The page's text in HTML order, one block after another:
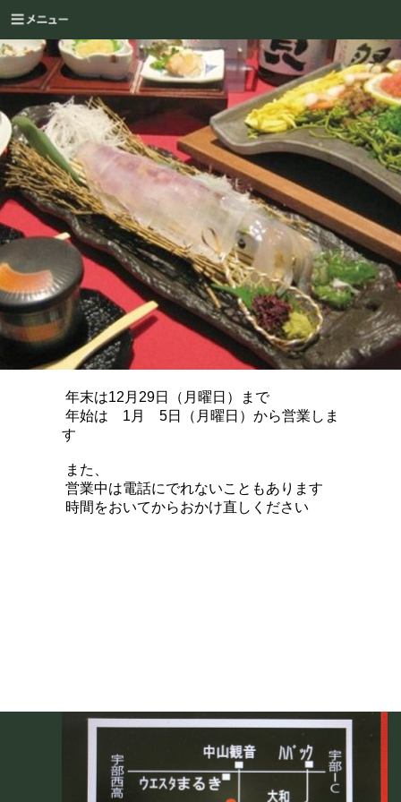
年末は12月29日（月曜日）まで
年始は 1月 5日（月曜日）から営業しま
す
また、
営業中は電話にでれないこともあります
時間をおいてからおかけ直しください